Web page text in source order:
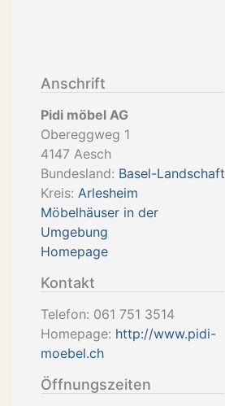
Anschrift
Pidi möbel AG
Obereggweg 1
4147 Aesch
Bundesland: Basel-Landschaft
Kreis: Arlesheim
Möbelhäuser in der
Umgebung
Homepage
Kontakt
Telefon: 061 751 3514
Homepage: http://www.pidi-
moebel.ch
Öffnungszeiten